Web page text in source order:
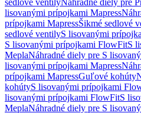
sedlové ventilyNáhradné diely pre
lisovanými prípojkami Mapress
prípojkami MapressŠikmé sedlové
sedlové ventilyS lisovanými
S lisovanými prípojkami FlowFitS
MeplaNáhradné diely pre S
lisovanými prípojkami Mapress
prípojkami MapressGuľové kohúty
kohútyS lisovanými prípojkami
lisovanými prípojkami FlowFitS
MeplaNáhradné diely pre S